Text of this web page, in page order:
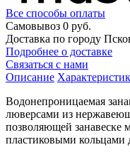
Все способы оплаты
Самовывоз 0 руб.
Доставка по городу
Подробнее о доставке
Связаться с нами
Описание
Водонепроницаемая
люверсами из
позволяющей занавеске
пластиковыми кольцами